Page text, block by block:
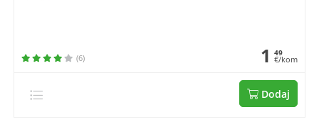
(6) 1 49
€/kom
Dodaj